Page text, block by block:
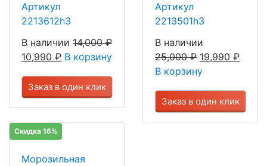
Артикул
2213612h3
В наличии 14,000₽
10,990 ₽ В корзину
Заказ в один клик
Артикул
2213501h3
В наличии
25,000₽ 19,990 ₽
В корзину
Заказ в один клик
Скидка 16%
Морозильная